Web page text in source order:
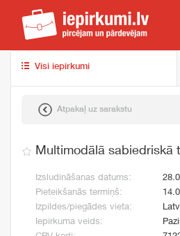
Visi iepirkumi
Atpakaļ uz sarakstu
Multimodālā sabiedriskā
Izsludināšanas datums:
Pieteikšanās termiņš:
Izpildes/piegādes vieta:
Iepirkuma veids: